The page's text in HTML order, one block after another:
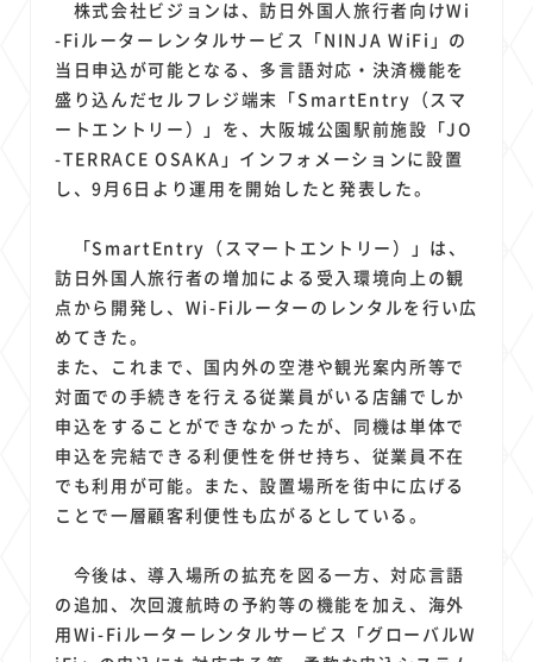
中東情勢 輸送費 Facebook twitter Instagram
原材料費 1 端末価格 1 G20 1 購買力 1 MNO 1
スマートホーム家電 1 クラウド 1 ライドシェア 1
ポイントサービス 共通ポイント 経済圏 Azure AI
Google Pixel 1 surface 1 会社 1 価格 1 NTTドコモ 1
オンラインサロン 1
株式会社ビジョンは、訪日外国人旅行者向けWi
-Fiルーターレンタルサービス「NINJA WiFi」の
当日申込が可能となる、多言語対応・決済機能を
盛り込んだセルフレジ端末「SmartEntry（スマ
ートエントリー）」を、大阪城公園駅前施設「JO
-TERRACE OSAKA」インフォメーションに設置
し、9月6日より運用を開始したと発表した。
「SmartEntry（スマートエントリー）」は、
訪日外国人旅行者の増加による受入環境向上の観
点から開発し、Wi-Fiルーターのレンタルを行い広
めてきた。
また、これまで、国内外の空港や観光案内所等で
対面での手続きを行える従業員がいる店舗でしか
申込をすることができなかったが、同機は単体で
申込を完結できる利便性を併せ持ち、従業員不在
でも利用が可能。また、設置場所を街中に広げる
ことで一層顧客利便性も広がるとしている。
今後は、導入場所の拡充を図る一方、対応言語
の追加、次回渡航時の予約等の機能を加え、海外
用Wi-Fiルーターレンタルサービス「グローバルW